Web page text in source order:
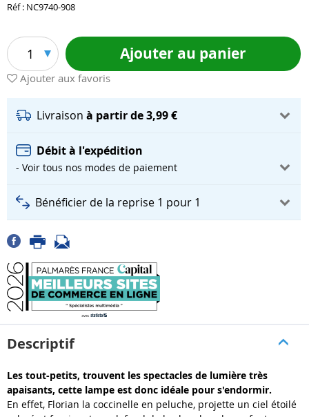
Réf : NC9740-908
1 Ajouter au panier
Ajouter aux favoris
Livraison à partir de 3,99 €
Débit à l'expédition
- Voir tous nos modes de paiement
Bénéficier de la reprise 1 pour 1
Descriptif
Les tout-petits, trouvent les spectacles de lumière très
apaisants, cette lampe est donc idéale pour s'endormir.
En effet, Florian la coccinelle en peluche, projette un ciel étoilé